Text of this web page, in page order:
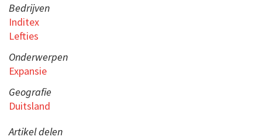
Bedrijven
Inditex
Lefties
Onderwerpen
Expansie
Geografie
Duitsland
Artikel delen